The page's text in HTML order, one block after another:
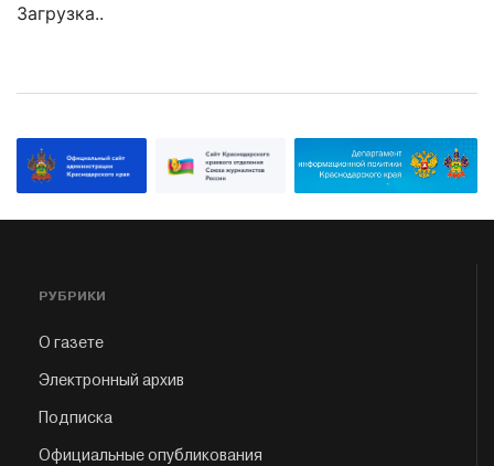
Загрузка..
РУБРИКИ
О газете
Электронный архив
Подписка
Официальные опубликования